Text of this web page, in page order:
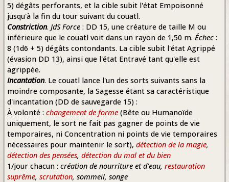
5) dégâts perforants, et la cible subit l'état Empoisonné
jusqu'à la fin du tour suivant du couatl.
Constriction. JdS Force : DD 15, une créature de taille M ou
inférieure que le couatl voit dans un rayon de 1,50 m. Échec :
8 (1d6 + 5) dégâts contondants. La cible subit l'état Agrippé
(évasion DD 13), ainsi que l'état Entravé tant qu'elle est
agrippée.
Incantation. Le couatl lance l'un des sorts suivants sans la
moindre composante, la Sagesse étant sa caractéristique
d'incantation (DD de sauvegarde 15) :
À volonté : changement de forme (Bête ou Humanoïde
uniquement, le sort ne fait pas gagner de points de vie
temporaires, ni Concentration ni points de vie temporaires
nécessaires pour maintenir le sort), détection de la magie,
détection des pensées, détection du mal et du bien
1/jour chacun : création de nourriture et d'eau, restauration
suprême, scrutation, sommeil, songe